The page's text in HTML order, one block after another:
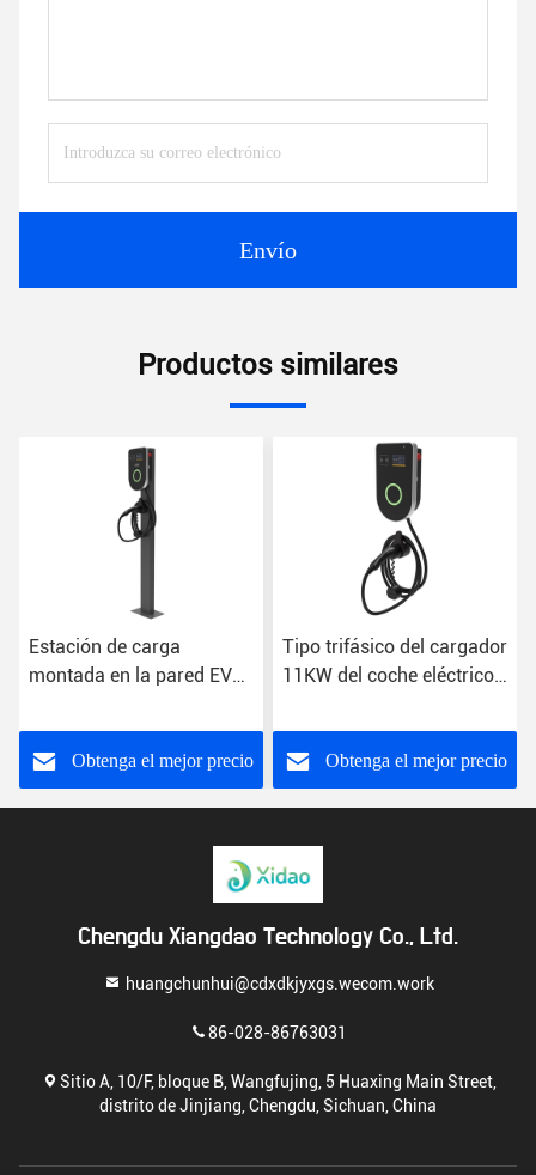
Envío
Productos similares
Estación de carga
montada en la pared EV
caja EV de la pared de la
alta compatibilidad
Obtenga el mejor precio
Tipo trifásico del cargador
11KW del coche eléctrico
carga caseros
Obtenga el mejor precio
Chengdu Xiangdao Technology Co., Ltd.
huangchunhui@cdxdkjyxgs.wecom.work
86-028-86763031
Sitio A, 10/F, bloque B, Wangfujing, 5 Huaxing Main Street,
distrito de Jinjiang, Chengdu, Sichuan, China